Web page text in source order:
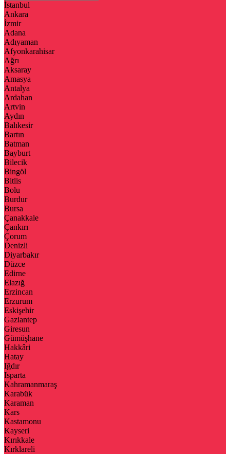
İstanbul
Ankara
İzmir
Adana
Adıyaman
Afyonkarahisar
Ağrı
Aksaray
Amasya
Antalya
Ardahan
Artvin
Aydın
Balıkesir
Bartın
Batman
Bayburt
Bilecik
Bingöl
Bitlis
Bolu
Burdur
Bursa
Çanakkale
Çankırı
Çorum
Denizli
Diyarbakır
Düzce
Edirne
Elazığ
Erzincan
Erzurum
Eskişehir
Gaziantep
Giresun
Gümüşhane
Hakkâri
Hatay
Iğdır
Isparta
Kahramanmaraş
Karabük
Karaman
Kars
Kastamonu
Kayseri
Kırıkkale
Kırklareli